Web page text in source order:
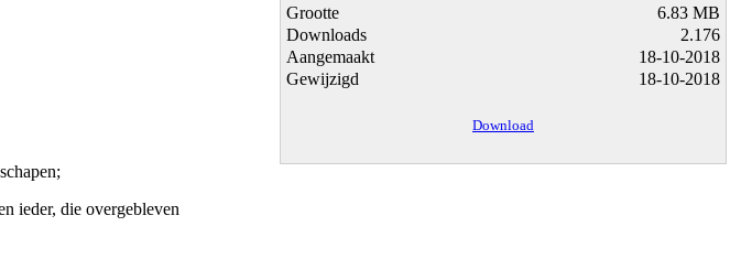
ieder, die overgebleven
Grootte
6.83 MB
Downloads
2.176
Aangemaakt
18-10-2018
Gewijzigd
18-10-2018
Download